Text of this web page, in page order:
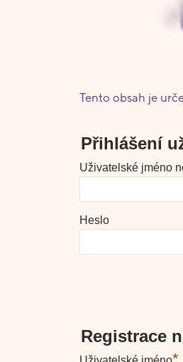
Tento obsah je
Přihlášení
Uživatelské jméno
Heslo
Registrace